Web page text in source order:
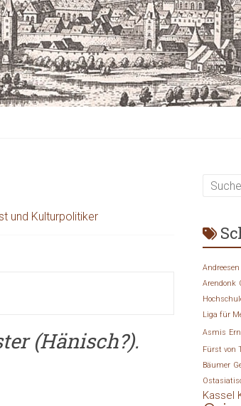
und Kulturpolitiker
(Hänisch?).
Andreesen
Arendonk
Liga für
Asmis
Fürst von
Bäumer
Kassel